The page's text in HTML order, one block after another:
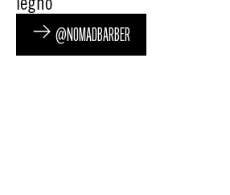
@NOMADBARBER